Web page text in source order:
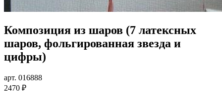
Композиция из шаров (7 латексных
шаров, фольгированная звезда и
цифры)
арт. 016888
2470 ₽